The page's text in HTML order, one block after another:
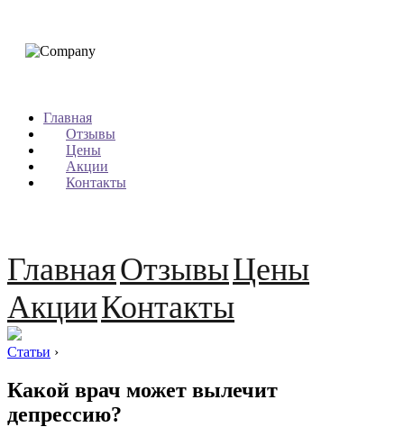
Главная
Отзывы
Цены
Акции
Контакты
ГлавнаяОтзывыЦены
АкцииКонтакты
Статьи ›
Какой врач может вылечит
депрессию?